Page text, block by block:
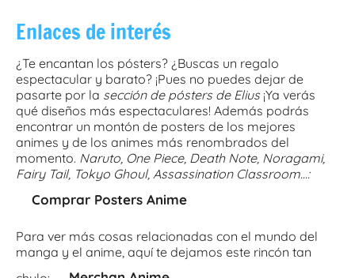
Enlaces de interés
¿Te encantan los pósters? ¿Buscas un regalo
espectacular y barato? ¡Pues no puedes dejar de
pasarte por la sección de pósters de Elius¡Ya verás
qué diseños más espectaculares! Además podrás
encontrar un montón de posters de los mejores
animes y de los animes más renombrados del
momento. Naruto, One Piece, Death Note, Noragami,
Fairy Tail, Tokyo Ghoul, Assassination Classroom…:
Comprar Posters Anime
Para ver más cosas relacionadas con el mundo del
manga y el anime, aquí te dejamos este rincón tan